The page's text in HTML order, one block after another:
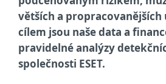
větších a
cílem jsou naše data a
pravidelné analýzy
společnosti ESET.